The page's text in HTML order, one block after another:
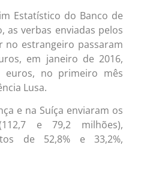
Estatístico do Banco de
as verbas enviadas pelos
no estrangeiro passaram
em janeiro de 2016,
euros, no primeiro mês
Lusa.
e na Suíça enviaram os
e 79,2 milhões),
de 52,8% e 33,2%,